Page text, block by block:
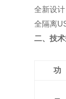
全新设
全隔离
二、技
功